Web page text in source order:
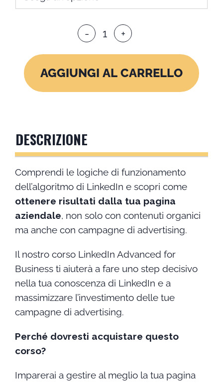
Linkedin
advanced
for
AGGIUNGI AL CARRELLO
DESCRIZIONE
Comprendi le logiche di funzionamento
dell’algoritmo di LinkedIn e scopri come
ottenere risultati dalla tua pagina
aziendale, non solo con contenuti organici
ma anche con campagne di advertising.
Il nostro corso LinkedIn Advanced for
Business ti aiuterà a fare uno step decisivo
nella tua conoscenza di LinkedIn e a
massimizzare l’investimento delle tue
campagne di advertising.
Perché dovresti acquistare questo
corso?
Imparerai a gestire al meglio la tua pagina